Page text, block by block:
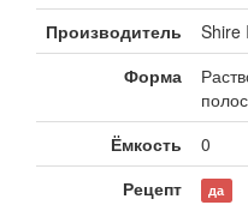
Производитель
Shire
Форма
Ёмкость
0
Рецепт
да